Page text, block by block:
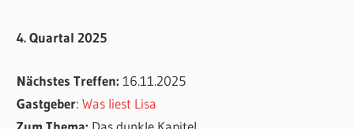
4. Quartal 2025
Nächstes Treffen:16.11.2025
Gastgeber:Was liest Lisa